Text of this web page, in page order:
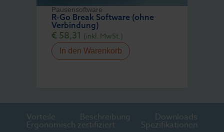
Pausensoftware
R-Go Break Software (ohne
Verbindung)
€ 58,31 (inkl. MwSt.)
In den Warenkorb
Vorteile Beschreibung Downloads
Ergonomisch zertifiziert Spezifikationen